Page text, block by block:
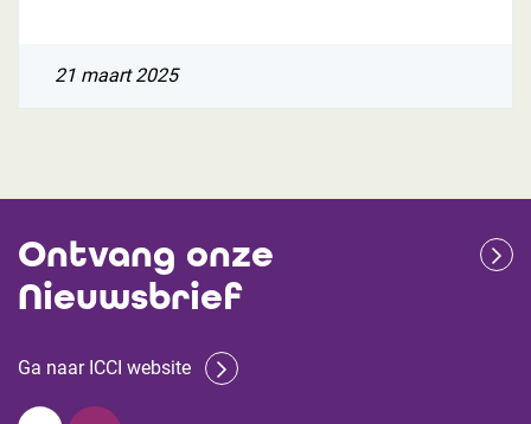
21 maart 2025
Ontvang onze
Nieuwsbrief
Ga naar ICCI website